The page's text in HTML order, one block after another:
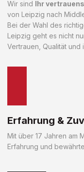
Wir sind Ihr
von Leipzig nach
Bei der Wahl des
Leipzig geht es nicht
Vertrauen, Qualität
Erfahrung &
Mit über 17 Jahren am
Erfahrung und